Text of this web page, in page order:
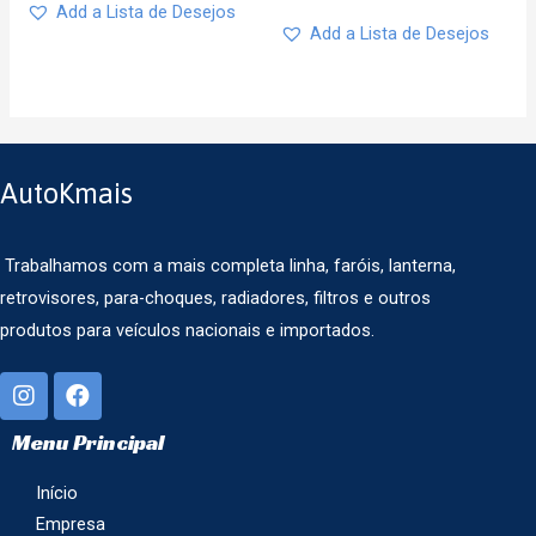
Add a Lista de Desejos
Add a Lista de Desejos
AutoKmais
Trabalhamos com a mais completa linha, faróis, lanterna,
retrovisores, para-choques, radiadores, filtros e outros
produtos para veículos nacionais e importados.
Menu Principal
Início
Empresa